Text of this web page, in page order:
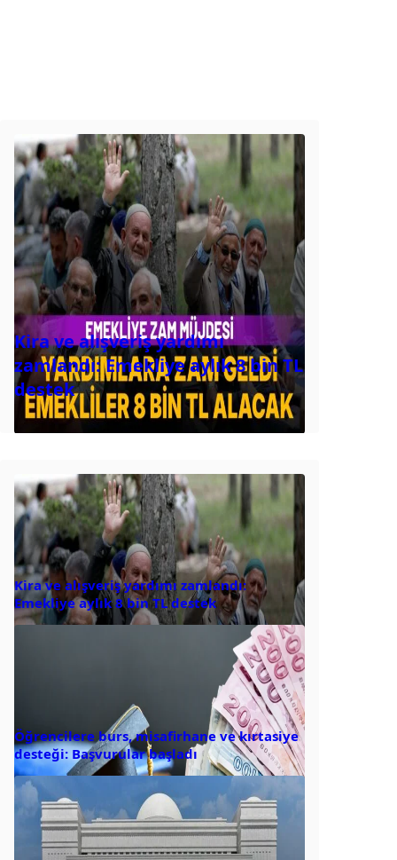
Kira ve alışveriş yardımı
zamlandı: Emekliye aylık 8 bin TL
destek
Kira ve alışveriş yardımı zamlandı:
Emekliye aylık 8 bin TL destek
Öğrencilere burs, misafirhane ve kırtasiye
desteği: Başvurular başladı